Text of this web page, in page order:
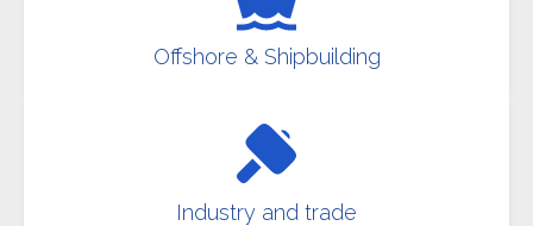
Offshore & Shipbuilding
Industry and trade